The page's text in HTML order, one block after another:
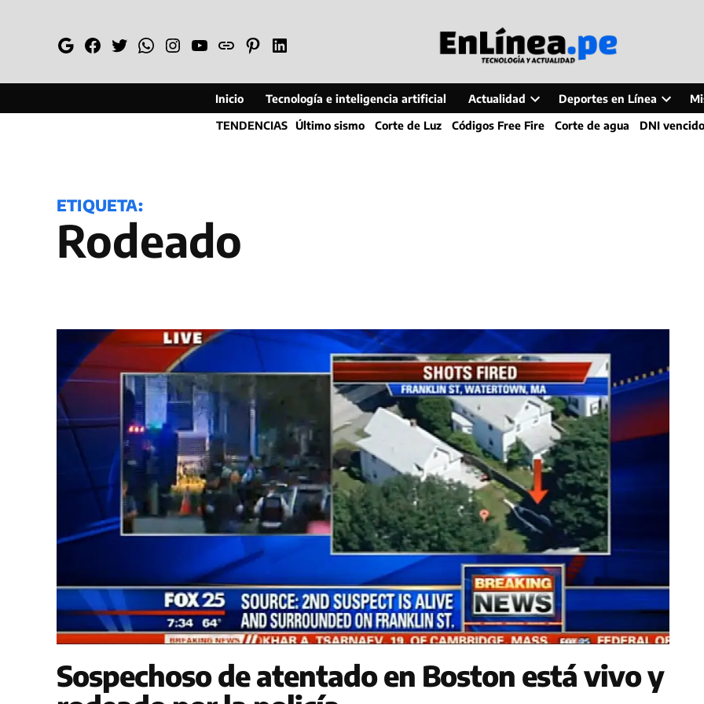
GoogleFacebook
TwitterWhatsapp
Instagram
YouTube
WebPinterestLinkedin
Inicio Tecnología e inteligencia artificial Actualidad
Open
dropdown
Deportes en Línea
Open
dropdown
TENDENCIAS Último sismo Corte de Luz Códigos Free Fire Corte de agua DNI vencido
ETIQUETA:
Rodeado
Sospechoso de atentado en Boston está vivo y